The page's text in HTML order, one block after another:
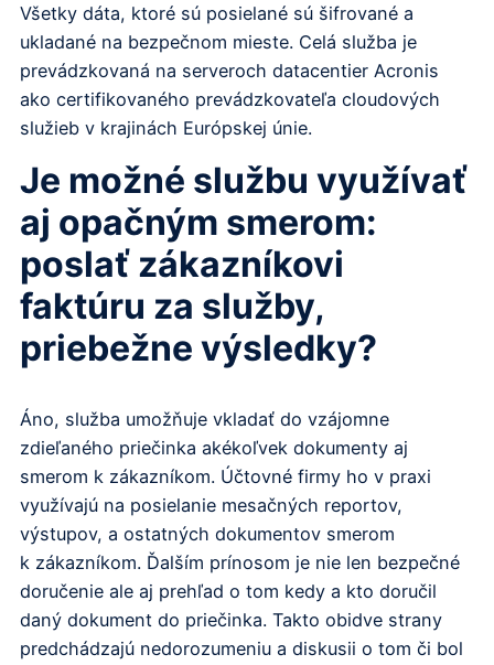
Všetky dáta, ktoré sú posielané sú šifrované a
ukladané na bezpečnom mieste. Celá služba je
prevádzkovaná na serveroch datacentier Acronis
ako certifikovaného prevádzkovateľa cloudových
služieb v krajinách Európskej únie.
Je možné službu využívať
aj opačným smerom:
poslať zákazníkovi
faktúru za služby,
priebežne výsledky?
Áno, služba umožňuje vkladať do vzájomne
zdieľaného priečinka akékoľvek dokumenty aj
smerom k zákazníkom. Účtovné firmy ho v praxi
využívajú na posielanie mesačných reportov,
výstupov, a ostatných dokumentov smerom
k zákazníkom. Ďalším prínosom je nie len bezpečné
doručenie ale aj prehľad o tom kedy a kto doručil
daný dokument do priečinka. Takto obidve strany
predchádzajú nedorozumeniu a diskusii o tom či bol